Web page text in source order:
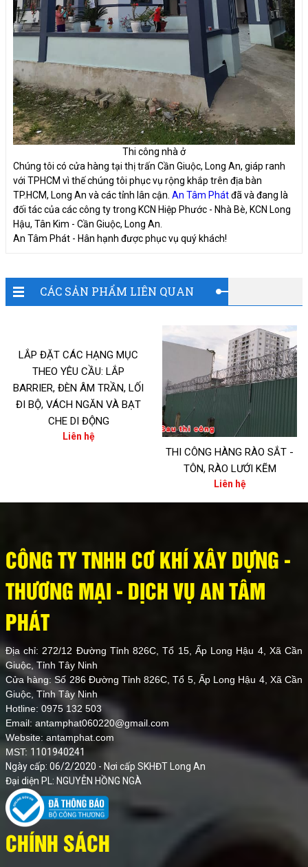
Thi công nhà ở
Chúng tôi có cửa hàng tại thị trấn Cần Giuộc, Long An, giáp ranh
với TPHCM vì thế chúng tôi phục vụ rộng khắp trên địa bàn
TP.HCM, Long An và các tỉnh lân cận. An Tâm Phátđã và đang là
đối tác của các công ty trong KCN Hiệp Phước - Nhà Bè, KCN Long
Hậu, Tân Kim - Cần Giuộc, Long An.
An Tâm Phát - Hân hạnh được phục vụ quý khách!
CÁC SẢN PHẨM LIÊN QUAN
LẮP ĐẶT CÁC HẠNG MỤC
THEO YÊU CẦU: LẮP
BARRIER, ĐÈN ÂM TRẦN, LỐI
ĐI BỘ, VÁCH NGĂN VÀ BẠT
CHE DI ĐỘNG
Liên hệ
THI CÔNG HÀNG RÀO SẮT -
TÔN, RÀO LƯỚI KẼM
Liên hệ
CÔNG TY TNHH CƠ KHÍ XÂY DỰNG -
THƯƠNG MẠI - DỊCH VỤ AN TÂM
PHÁT
Địa chỉ: 272/12 Đường Tỉnh 826C, Tổ 15, Ấp Long Hậu 4, Xã Cần
Giuộc, Tỉnh Tây Ninh
Cửa hàng: Số 286 Đường Tỉnh 826C, Tổ 5, Ấp Long Hậu 4, Xã Cần
Giuộc, Tỉnh Tây Ninh
Hotline: 0975 132 503
Email: antamphat060220@gmail.com
Website: antamphat.com
MST: 1101940241
Ngày cấp: 06/2/2020 - Nơi cấp SKHĐT Long An
Đại diện PL: NGUYỄN HỒNG NGÀ
CHÍNH SÁCH